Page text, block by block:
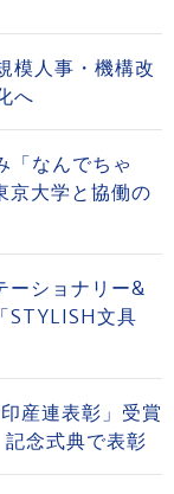
模人事・機構改
へ
なんでちゃ
大学と協働の
ショナリー&
STYLISH文具
産連表彰」受賞
念式典で表彰